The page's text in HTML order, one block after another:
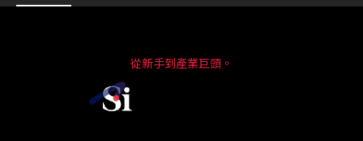
從新手到產業巨頭。